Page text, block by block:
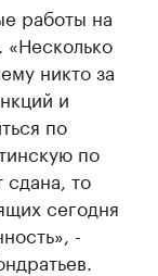
работы на
«Несколько
никто за
и
по
по
сдана, то
сегодня
-